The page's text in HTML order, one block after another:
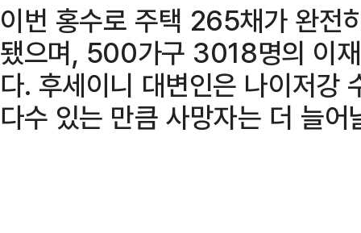
이번 홍수로 주택 265채가 완전
됐으며, 500가구 3018명의 이
다. 후세이니 대변인은 나이저강
다수 있는 만큼 사망자는 더 늘